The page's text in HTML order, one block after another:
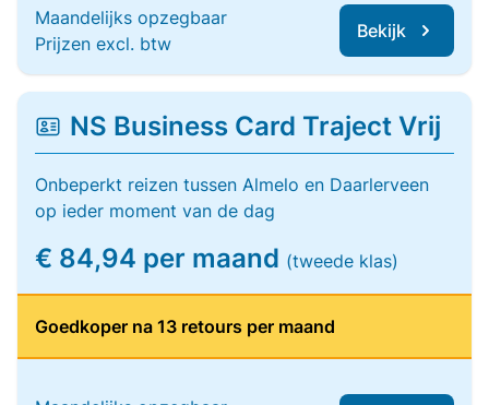
Maandelijks opzegbaar
Prijzen excl. btw
Bekijk
NS Business Card Traject Vrij
Onbeperkt reizen tussen Almelo en Daarlerveen
op ieder moment van de dag
€ 84,94 per maand (tweede klas)
Goedkoper na 13 retours per maand